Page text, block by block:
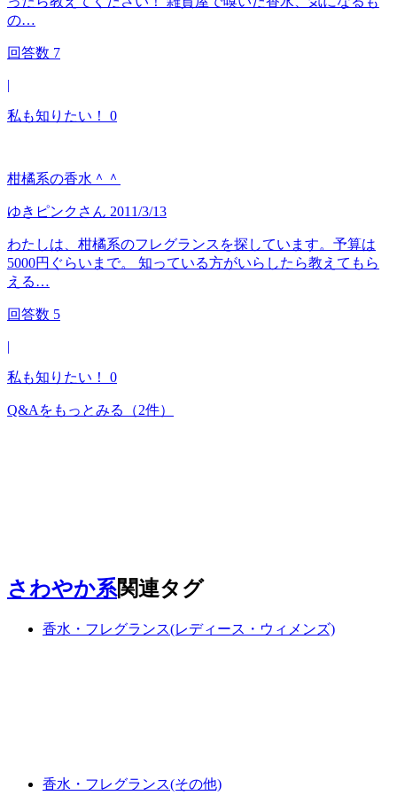
の…
回答数 7
|
私も知りたい！ 0
柑橘系の香水＾＾
ゆきピンク さん 2011/3/13
わたしは、柑橘系のフレグランスを探しています。予算は
5000円ぐらいまで。 知っている方がいらしたら教えてもら
える…
回答数 5
|
私も知りたい！ 0
Q&Aをもっとみる （2件）
さわやか系関連タグ
香水・フレグランス(レディース・ウィメンズ)
香水・フレグランス(その他)